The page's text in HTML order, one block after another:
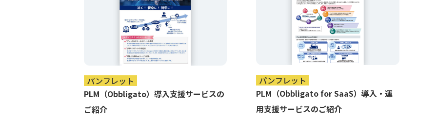
パンフレット
PLM（Obbligato）導入支援サービスの
ご紹介
パンフレット
PLM（Obbligato for SaaS）導入・運
用支援サービスのご紹介